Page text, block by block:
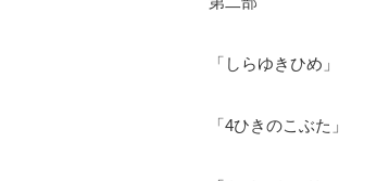
「しらゆきひめ」
「4ひきのこぶた」